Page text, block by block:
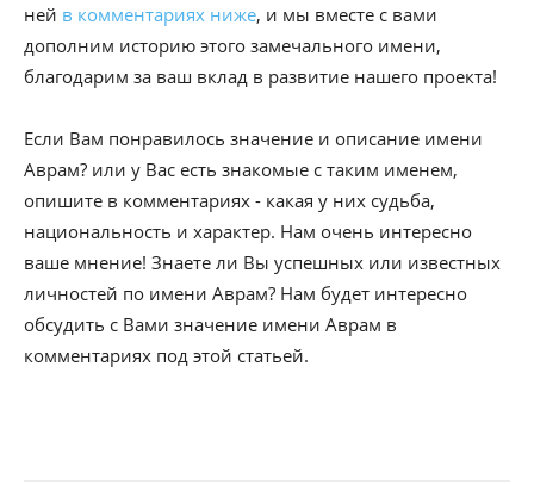
ней в комментариях ниже, и мы вместе с вами
дополним историю этого замечального имени,
благодарим за ваш вклад в развитие нашего проекта!
Если Вам понравилось значение и описание имени
Аврам? или у Вас есть знакомые с таким именем,
опишите в комментариях - какая у них судьба,
национальность и характер. Нам очень интересно
ваше мнение! Знаете ли Вы успешных или известных
личностей по имени Аврам? Нам будет интересно
обсудить с Вами значение имени Аврам в
комментариях под этой статьей.